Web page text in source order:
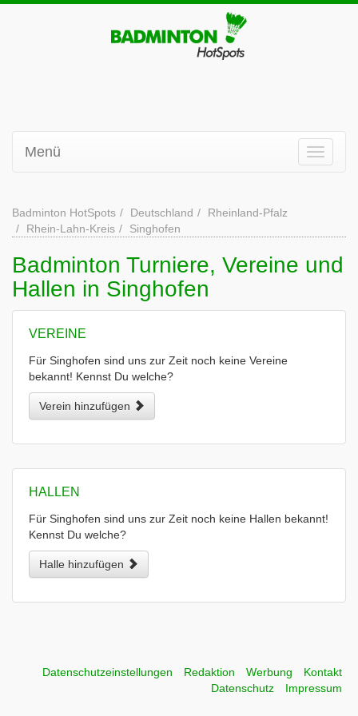
Menü
Badminton HotSpots Deutschland
Rheinland-Pfalz
Rhein-Lahn-Kreis
Singhofen
Badminton Turniere, Vereine und
Hallen in Singhofen
VEREINE
Für Singhofen sind uns zur Zeit noch keine Vereine
bekannt! Kennst Du welche?
Verein hinzufügen
HALLEN
Für Singhofen sind uns zur Zeit noch keine Hallen bekannt!
Kennst Du welche?
Halle hinzufügen
Datenschutzeinstellungen Redaktion Werbung
Kontakt
Datenschutz
Impressum